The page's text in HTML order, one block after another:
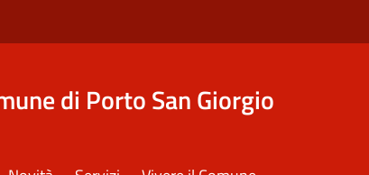
di Porto San Giorgio